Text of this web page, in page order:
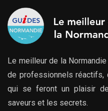
Le meilleur de la
de professionnels réactifs,
qui se feront un plaisir
saveurs et les secrets.